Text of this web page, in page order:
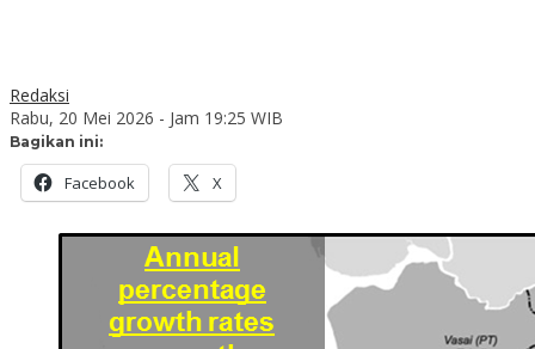
Redaksi
Rabu, 20 Mei 2026 - Jam 19:25 WIB
Bagikan ini:
Facebook X